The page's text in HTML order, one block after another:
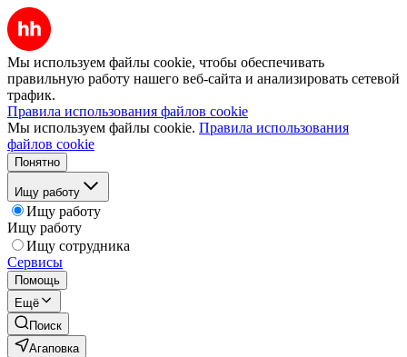
Мы используем файлы cookie, чтобы обеспечивать
правильную работу нашего веб-сайта и анализировать сетевой
трафик.
Правила использования файлов cookie
Мы используем файлы cookie. Правила использования
файлов cookie
Понятно
Ищу работу
Ищу работу
Ищу работу
Ищу сотрудника
Сервисы
Помощь
Ещё
Поиск
Агаповка